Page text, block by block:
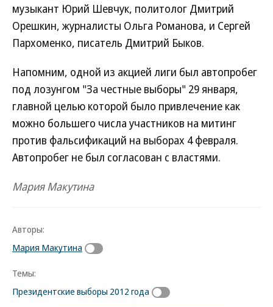
музыкант Юрий Шевчук, политолог Дмитрий
Орешкин, журналисты Ольга Романова, и Сергей
Пархоменко, писатель Дмитрий Быков.
Напомним, одной из акцией лиги был автопробег
под лозунгом "За честные выборы" 29 января,
главной целью которой было привлечение как
можно большего числа участников на митинг
против фальсификаций на выборах 4 февраля.
Автопробег не был согласован с властями.
Мария Макутина
Авторы:
Мария Макутина
Темы:
Президентские выборы 2012 года